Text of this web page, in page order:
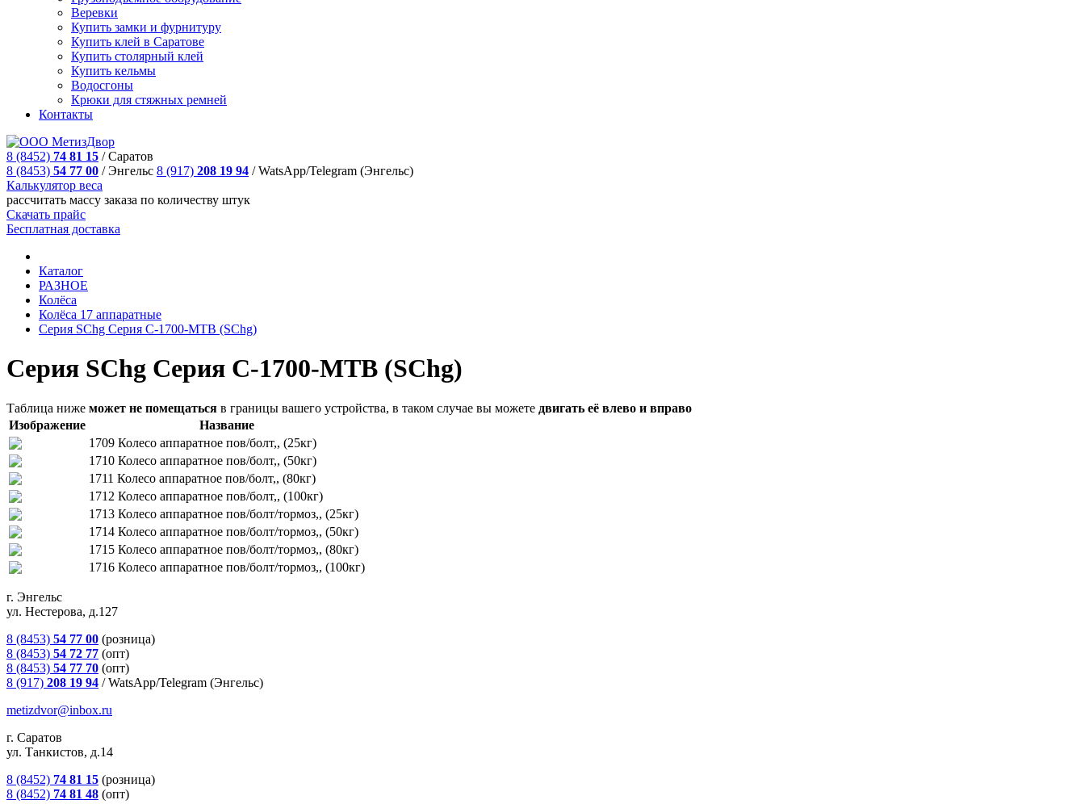
Веревки
Купить замки и фурнитуру
Купить клей в Саратове
Купить столярный клей
Купить кельмы
Водосгоны
Крюки для стяжных ремней
Контакты
8 (8452) 74 81 15 /Саратов
8 (8453) 54 77 00 /Энгельс 8 (917) 208 19 94 /WatsApp/Telegram (Энгельс)
Калькулятор веса
рассчитать массу заказа по количеству штук
Скачать прайс
Бесплатная доставка
Каталог
РАЗНОЕ
Колёса
Колёса 17 аппаратные
Сеpия SChg Серия C-1700-MTB (SChg)
Сеpия SChg Серия C-1700-MTB (SChg)
Таблица ниже может не помещаться в границы вашего устройства, в таком случае вы можете двигать её влево и вправо
Изображение
Название
1709 Колесо аппаратное пов/болт,, (25кг)
1710 Колесо аппаратное пов/болт,, (50кг)
1711 Колесо аппаратное пов/болт,, (80кг)
1712 Колесо аппаратное пов/болт,, (100кг)
1713 Колесо аппаратное пов/болт/тормоз,, (25кг)
1714 Колесо аппаратное пов/болт/тормоз,, (50кг)
1715 Колесо аппаратное пов/болт/тормоз,, (80кг)
1716 Колесо аппаратное пов/болт/тормоз,, (100кг)
г. Энгельс
ул. Нестерова, д.127
8 (8453) 54 77 00 (розница)
8 (8453) 54 72 77 (опт)
8 (8453) 54 77 70 (опт)
8 (917) 208 19 94 /WatsApp/Telegram (Энгельс)
metizdvor@inbox.ru
г. Саратов
ул. Танкистов, д.14
8 (8452) 74 81 15 (розница)
8 (8452) 74 81 48 (опт)